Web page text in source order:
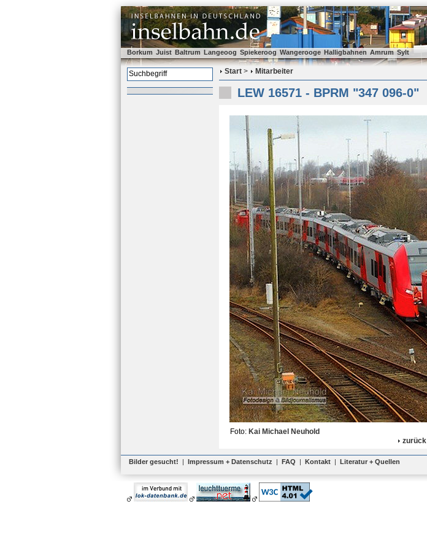
Borkum Juist Baltrum Langeoog Spiekeroog Wangerooge Halligbahnen Amrum Sylt
Start > Mitarbeiter
LEW 16571 - BPRM "347 096-0"
Foto: Kai Michael Neuhold
zurück
Bilder gesucht! | Impressum + Datenschutz | FAQ | Kontakt | Literatur + Quellen